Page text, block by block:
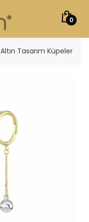
0
Altın Tasarım Küpeler